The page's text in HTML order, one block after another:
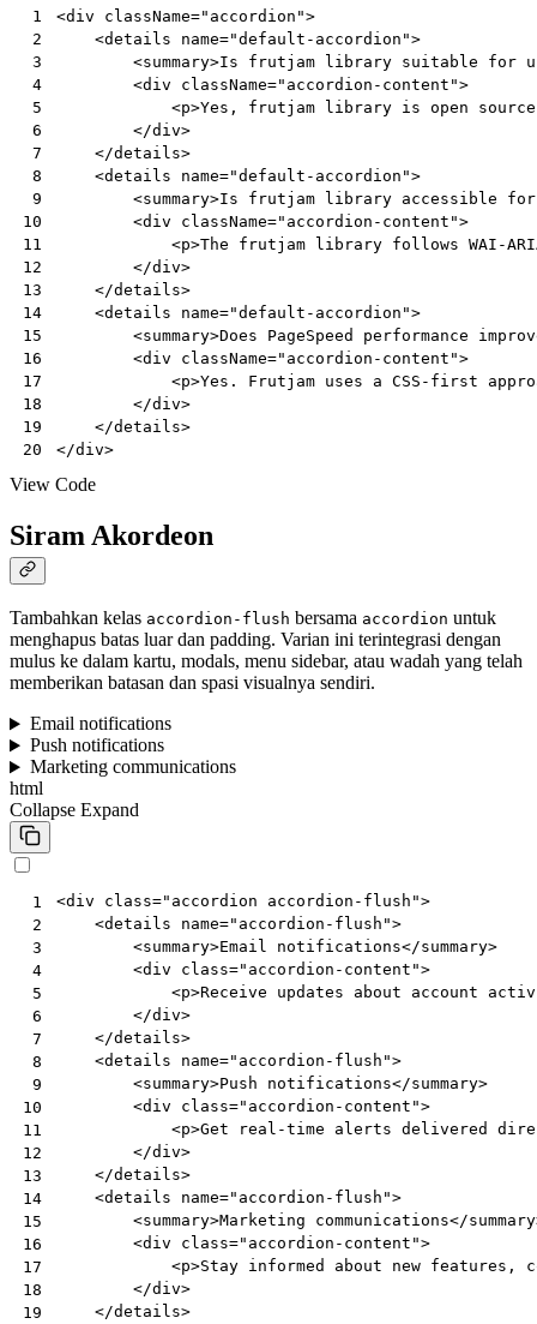
1
2
3
4
5
6
7
8
9
10
11
12
13
14
15
16
17
18
19
20
<div className="accordion">
<details name="default-accordion">
<summary>Is frutjam library suitable for
<div className="accordion-content">
<p>Yes , frutjam library is open
source
</div>
</details>
<details name="default-accordion">
<summary>Is frutjam library accessible
for
<div className="accordion-content">
<p>The frutjam library follows WAI -
</div>
</details>
<details name="default-accordion">
<summary>Does PageSpeed performance
<div className="accordion-content">
<p>Yes . Frutjam uses a CSS - first
</div>
</details>
</div>
View Code
Siram Akordeon
Tambahkan kelas accordion-flush bersama accordion untuk
menghapus batas luar dan padding. Varian ini terintegrasi dengan
mulus ke dalam kartu, modals, menu sidebar, atau wadah yang telah
memberikan batasan dan spasi visualnya sendiri.
Email notifications
Push notifications
Marketing communications
html
Collapse Expand
1
2
3
4
5
6
7
8
9
10
11
12
13
14
15
16
17
18
19
<div class="accordion accordion-flush">
<details name="accordion-flush">
<summary>Email notifications</summary>
<div class="accordion-content">
<p>Receive updates about account
</div>
</details>
<details name="accordion-flush">
<summary>Push notifications</summary>
<div class="accordion-content">
<p>Get real-time alerts delivered
</div>
</details>
<details name="accordion-flush">
<summary>Marketing communications</summary
<div class="accordion-content">
<p>Stay informed about new features,
</div>
</details>